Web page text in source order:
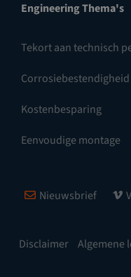
Engineering Thema's
Tekort aan technisch
Corrosiebestendigheid
Kostenbesparing
Eenvoudige montage
Disclaimer Algemene
Nieuwsbrief